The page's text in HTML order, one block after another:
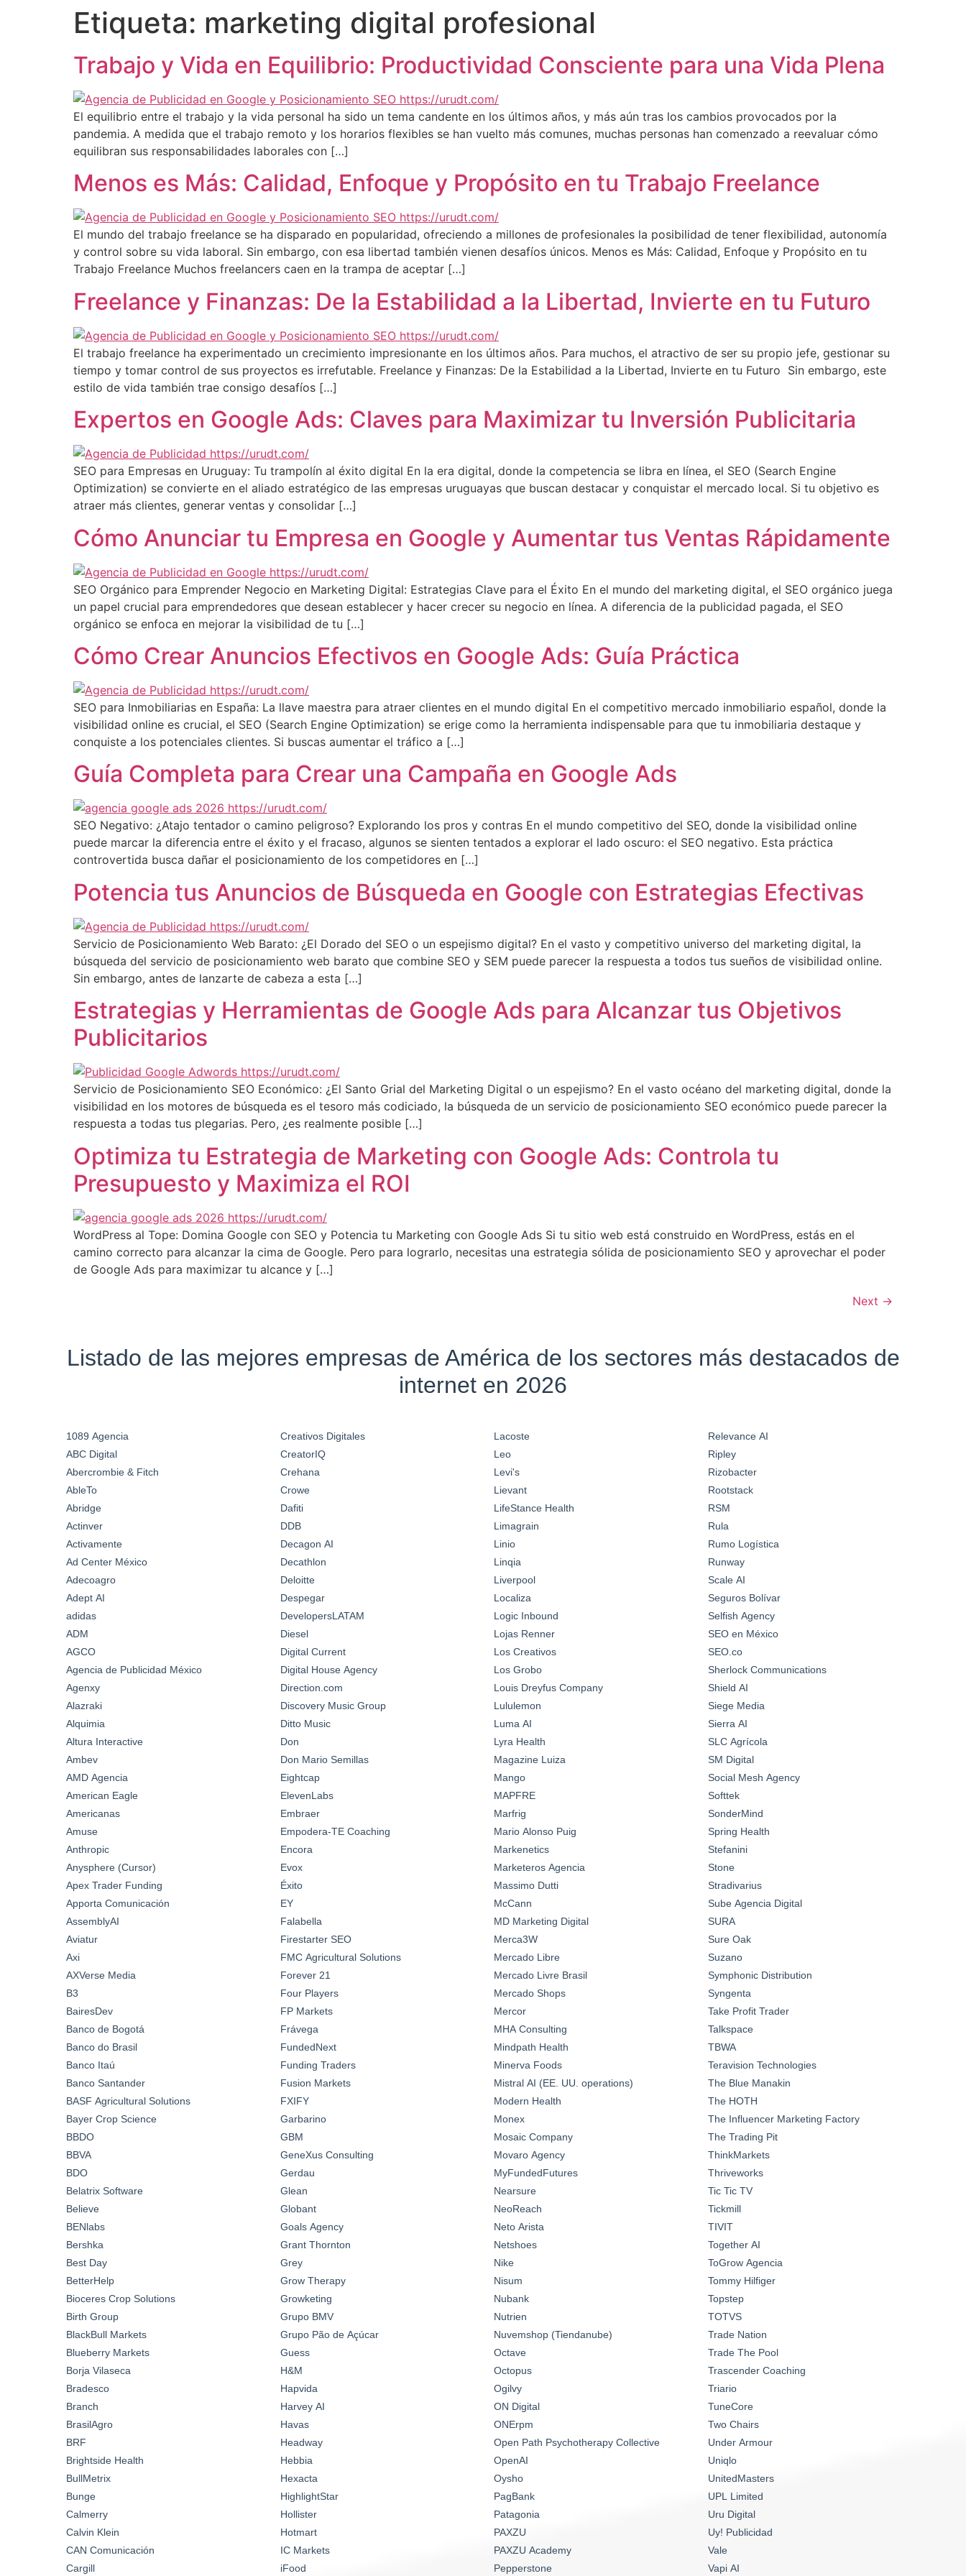
Etiqueta: marketing digital profesional
Trabajo y Vida en Equilibrio: Productividad Consciente para una Vida Plena
El equilibrio entre el trabajo y la vida personal ha sido un tema candente en los últimos años, y más aún tras los cambios provocados por la
pandemia. A medida que el trabajo remoto y los horarios flexibles se han vuelto más comunes, muchas personas han comenzado a reevaluar cómo
equilibran sus responsabilidades laborales con […]
Menos es Más: Calidad, Enfoque y Propósito en tu Trabajo Freelance
El mundo del trabajo freelance se ha disparado en popularidad, ofreciendo a millones de profesionales la posibilidad de tener flexibilidad, autonomía
y control sobre su vida laboral. Sin embargo, con esa libertad también vienen desafíos únicos. Menos es Más: Calidad, Enfoque y Propósito en tu
Trabajo Freelance Muchos freelancers caen en la trampa de aceptar […]
Freelance y Finanzas: De la Estabilidad a la Libertad, Invierte en tu Futuro
El trabajo freelance ha experimentado un crecimiento impresionante en los últimos años. Para muchos, el atractivo de ser su propio jefe, gestionar su
tiempo y tomar control de sus proyectos es irrefutable. Freelance y Finanzas: De la Estabilidad a la Libertad, Invierte en tu Futuro Sin embargo, este
estilo de vida también trae consigo desafíos […]
Expertos en Google Ads: Claves para Maximizar tu Inversión Publicitaria
SEO para Empresas en Uruguay: Tu trampolín al éxito digital En la era digital, donde la competencia se libra en línea, el SEO (Search Engine
Optimization) se convierte en el aliado estratégico de las empresas uruguayas que buscan destacar y conquistar el mercado local. Si tu objetivo es
atraer más clientes, generar ventas y consolidar […]
Cómo Anunciar tu Empresa en Google y Aumentar tus Ventas Rápidamente
SEO Orgánico para Emprender Negocio en Marketing Digital: Estrategias Clave para el Éxito En el mundo del marketing digital, el SEO orgánico juega
un papel crucial para emprendedores que desean establecer y hacer crecer su negocio en línea. A diferencia de la publicidad pagada, el SEO
orgánico se enfoca en mejorar la visibilidad de tu […]
Cómo Crear Anuncios Efectivos en Google Ads: Guía Práctica
SEO para Inmobiliarias en España: La llave maestra para atraer clientes en el mundo digital En el competitivo mercado inmobiliario español, donde la
visibilidad online es crucial, el SEO (Search Engine Optimization) se erige como la herramienta indispensable para que tu inmobiliaria destaque y
conquiste a los potenciales clientes. Si buscas aumentar el tráfico a […]
Guía Completa para Crear una Campaña en Google Ads
SEO Negativo: ¿Atajo tentador o camino peligroso? Explorando los pros y contras En el mundo competitivo del SEO, donde la visibilidad online
puede marcar la diferencia entre el éxito y el fracaso, algunos se sienten tentados a explorar el lado oscuro: el SEO negativo. Esta práctica
controvertida busca dañar el posicionamiento de los competidores en […]
Potencia tus Anuncios de Búsqueda en Google con Estrategias Efectivas
Servicio de Posicionamiento Web Barato: ¿El Dorado del SEO o un espejismo digital? En el vasto y competitivo universo del marketing digital, la
búsqueda del servicio de posicionamiento web barato que combine SEO y SEM puede parecer la respuesta a todos tus sueños de visibilidad online.
Sin embargo, antes de lanzarte de cabeza a esta […]
Estrategias y Herramientas de Google Ads para Alcanzar tus Objetivos
Publicitarios
Servicio de Posicionamiento SEO Económico: ¿El Santo Grial del Marketing Digital o un espejismo? En el vasto océano del marketing digital, donde la
visibilidad en los motores de búsqueda es el tesoro más codiciado, la búsqueda de un servicio de posicionamiento SEO económico puede parecer la
respuesta a todas tus plegarias. Pero, ¿es realmente posible […]
Optimiza tu Estrategia de Marketing con Google Ads: Controla tu
Presupuesto y Maximiza el ROI
WordPress al Tope: Domina Google con SEO y Potencia tu Marketing con Google Ads Si tu sitio web está construido en WordPress, estás en el
camino correcto para alcanzar la cima de Google. Pero para lograrlo, necesitas una estrategia sólida de posicionamiento SEO y aprovechar el poder
de Google Ads para maximizar tu alcance y […]
Next →
Listado de las mejores empresas de América de los sectores más destacados de
internet en 2026
1089 Agencia
ABC Digital
Abercrombie & Fitch
AbleTo
Abridge
Actinver
Activamente
Ad Center México
Adecoagro
Adept AI
adidas
ADM
AGCO
Agencia de Publicidad México
Agenxy
Alazraki
Alquimia
Altura Interactive
Ambev
AMD Agencia
American Eagle
Americanas
Amuse
Anthropic
Anysphere (Cursor)
Apex Trader Funding
Apporta Comunicación
AssemblyAI
Aviatur
Axi
AXVerse Media
B3
BairesDev
Banco de Bogotá
Banco do Brasil
Banco Itaú
Banco Santander
BASF Agricultural Solutions
Bayer Crop Science
BBDO
BBVA
BDO
Belatrix Software
Believe
BENlabs
Bershka
Best Day
BetterHelp
Bioceres Crop Solutions
Birth Group
BlackBull Markets
Blueberry Markets
Borja Vilaseca
Bradesco
Branch
BrasilAgro
BRF
Brightside Health
BullMetrix
Bunge
Calmerry
Calvin Klein
CAN Comunicación
Cargill
Creativos Digitales
CreatorIQ
Crehana
Crowe
Dafiti
DDB
Decagon AI
Decathlon
Deloitte
Despegar
DevelopersLATAM
Diesel
Digital Current
Digital House Agency
Direction.com
Discovery Music Group
Ditto Music
Don
Don Mario Semillas
Eightcap
ElevenLabs
Embraer
Empodera-TE Coaching
Encora
Evox
Éxito
EY
Falabella
Firestarter SEO
FMC Agricultural Solutions
Forever 21
Four Players
FP Markets
Frávega
FundedNext
Funding Traders
Fusion Markets
FXIFY
Garbarino
GBM
GeneXus Consulting
Gerdau
Glean
Globant
Goals Agency
Grant Thornton
Grey
Grow Therapy
Growketing
Grupo BMV
Grupo Pão de Açúcar
Guess
H&M
Hapvida
Harvey AI
Havas
Headway
Hebbia
Hexacta
HighlightStar
Hollister
Hotmart
IC Markets
iFood
Lacoste
Leo
Levi's
Lievant
LifeStance Health
Limagrain
Linio
Linqia
Liverpool
Localiza
Logic Inbound
Lojas Renner
Los Creativos
Los Grobo
Louis Dreyfus Company
Lululemon
Luma AI
Lyra Health
Magazine Luiza
Mango
MAPFRE
Marfrig
Mario Alonso Puig
Markenetics
Marketeros Agencia
Massimo Dutti
McCann
MD Marketing Digital
Merca3W
Mercado Libre
Mercado Livre Brasil
Mercado Shops
Mercor
MHA Consulting
Mindpath Health
Minerva Foods
Mistral AI (EE. UU. operations)
Modern Health
Monex
Mosaic Company
Movaro Agency
MyFundedFutures
Nearsure
NeoReach
Neto Arista
Netshoes
Nike
Nisum
Nubank
Nutrien
Nuvemshop (Tiendanube)
Octave
Octopus
Ogilvy
ON Digital
ONErpm
Open Path Psychotherapy Collective
OpenAI
Oysho
PagBank
Patagonia
PAXZU
PAXZU Academy
Pepperstone
Relevance AI
Ripley
Rizobacter
Rootstack
RSM
Rula
Rumo Logística
Runway
Scale AI
Seguros Bolívar
Selfish Agency
SEO en México
SEO.co
Sherlock Communications
Shield AI
Siege Media
Sierra AI
SLC Agrícola
SM Digital
Social Mesh Agency
Softtek
SonderMind
Spring Health
Stefanini
Stone
Stradivarius
Sube Agencia Digital
SURA
Sure Oak
Suzano
Symphonic Distribution
Syngenta
Take Profit Trader
Talkspace
TBWA
Teravision Technologies
The Blue Manakin
The HOTH
The Influencer Marketing Factory
The Trading Pit
ThinkMarkets
Thriveworks
Tic Tic TV
Tickmill
TIVIT
Together AI
ToGrow Agencia
Tommy Hilfiger
Topstep
TOTVS
Trade Nation
Trade The Pool
Trascender Coaching
Triario
TuneCore
Two Chairs
Under Armour
Uniqlo
UnitedMasters
UPL Limited
Uru Digital
Uy! Publicidad
Vale
Vapi AI